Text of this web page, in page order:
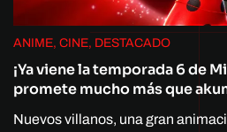
ANIME, CINE, DESTACADO
¡Ya viene la temporada 6 de
promete mucho más que
Nuevos villanos, una gran